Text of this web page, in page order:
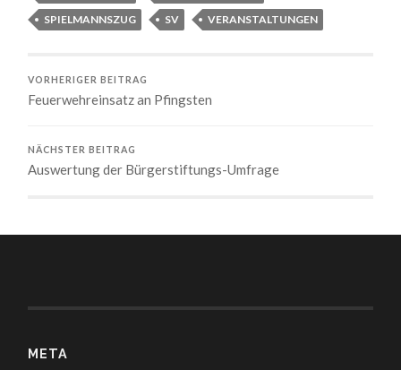
SPIELMANNSZUG
SV VERANSTALTUNGEN
VORHERIGER BEITRAG
Feuerwehreinsatz an Pfingsten
NÄCHSTER BEITRAG
Auswertung der Bürgerstiftungs-Umfrage
META